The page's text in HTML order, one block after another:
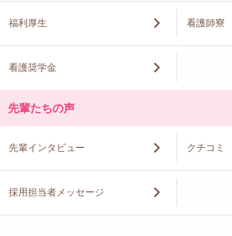
福利厚生 看護師寮
看護奨学金
先輩たちの声
先輩インタビュー クチコミ
採用担当者メッセージ